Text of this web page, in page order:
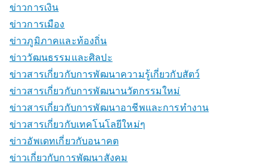
ข่าวการเงิน
ข่าวการเมือง
ข่าวภูมิภาคและท้องถิ่น
ข่าววัฒนธรรมและศิลปะ
ข่าวสารเกี่ยวกับการพัฒนาความรู้เกี่ยวกับสัตว์
ข่าวสารเกี่ยวกับการพัฒนานวัตกรรมใหม่
ข่าวสารเกี่ยวกับการพัฒนาอาชีพและการทำงาน
ข่าวสารเกี่ยวกับเทคโนโลยีใหม่ๆ
ข่าวอัพเดทเกี่ยวกับอนาคต
ข่าวเกี่ยวกับการพัฒนาสังคม